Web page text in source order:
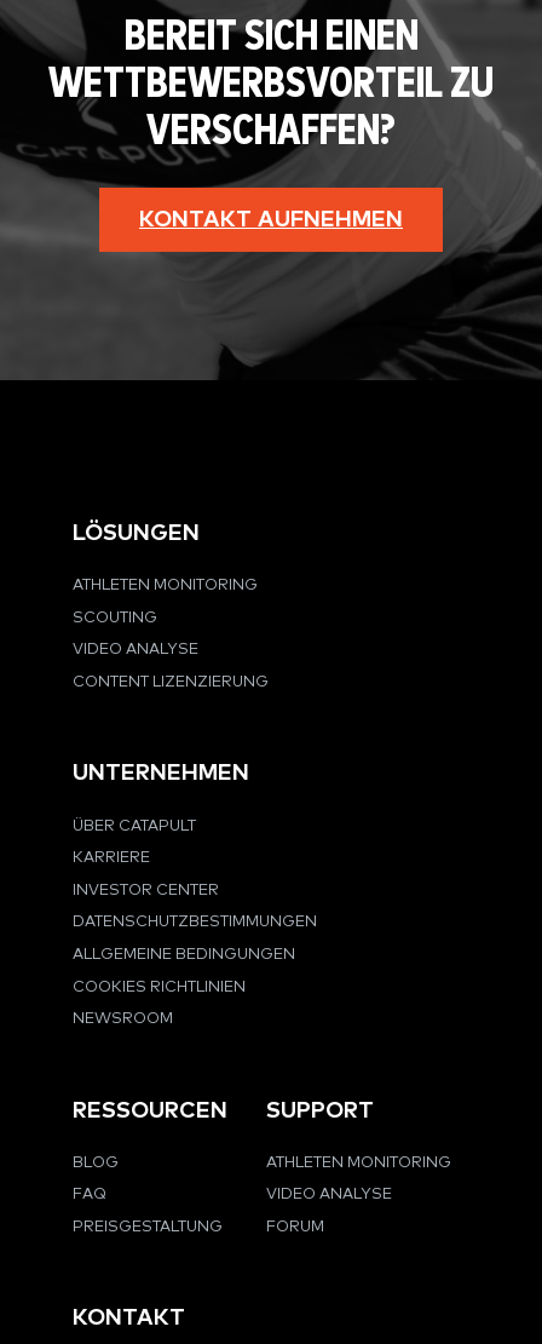
BEREIT SICH EINEN
WETTBEWERBSVORTEIL ZU
VERSCHAFFEN?
KONTAKT AUFNEHMEN
LÖSUNGEN
ATHLETEN MONITORING
SCOUTING
VIDEO ANALYSE
CONTENT LIZENZIERUNG
UNTERNEHMEN
ÜBER CATAPULT
KARRIERE
INVESTOR CENTER
DATENSCHUTZBESTIMMUNGEN
ALLGEMEINE BEDINGUNGEN
COOKIES RICHTLINIEN
NEWSROOM
RESSOURCEN
BLOG
FAQ
PREISGESTALTUNG
SUPPORT
ATHLETEN MONITORING
VIDEO ANALYSE
FORUM
KONTAKT